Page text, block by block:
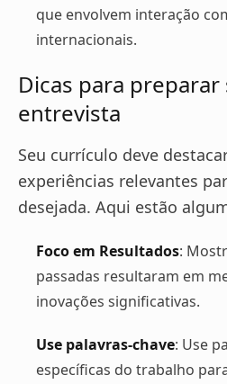
que envolvem interação
internacionais.
Dicas para
entrevista
Seu currículo deve
experiências relevantes
desejada. Aqui estão
Foco em Resultados:
passadas resultaram em
inovações significativas.
Use palavras-chave: Use
específicas do trabalho